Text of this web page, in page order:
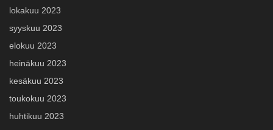
lokakuu 2023
syyskuu 2023
elokuu 2023
heinäkuu 2023
kesäkuu 2023
toukokuu 2023
huhtikuu 2023